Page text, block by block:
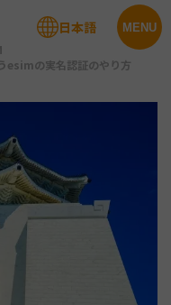
MENU
日本語
esimの実名認証のやり方